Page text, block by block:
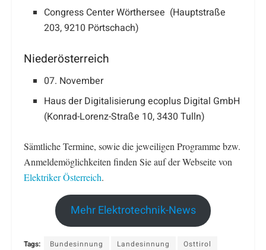
Congress Center Wörthersee (Hauptstraße
203, 9210 Pörtschach)
Niederösterreich
07. November
Haus der Digitalisierung ecoplus Digital GmbH
(Konrad-Lorenz-Straße 10, 3430 Tulln)
Sämtliche Termine, sowie die jeweiligen Programme bzw.
Anmeldemöglichkeiten finden Sie auf der Webseite von
Elektriker Österreich.
Mehr Elektrotechnik-News
Tags: Bundesinnung Landesinnung
Osttirol